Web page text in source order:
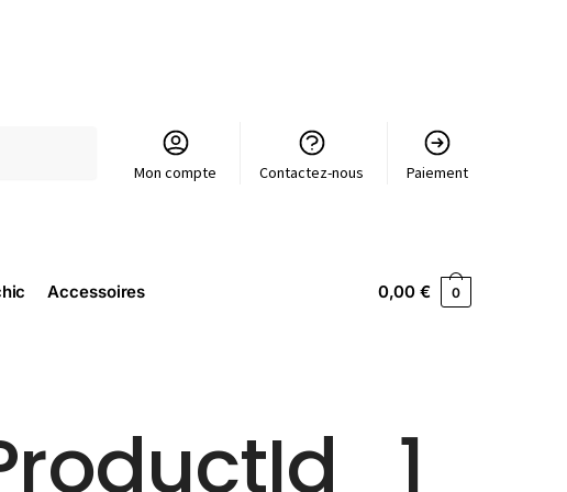
Mon compte Contactez-nous Paiement
Accessoires 0,00€ 0